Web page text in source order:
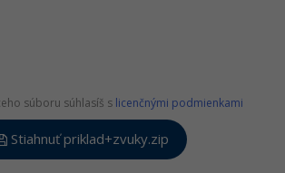
súboru súhlasíš s licenčnými podmienkami
Stiahnuť priklad+zvuky.zip